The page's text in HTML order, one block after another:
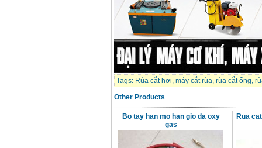
Tags: Rùa cắt hơi, máy cắt rùa, rùa cắt ống,
Other Products
Bo tay han mo han gio da oxy
gas
Rua